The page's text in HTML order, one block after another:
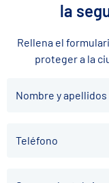
la
Rellena el
proteger a la
Nombre y apellidos
Teléfono